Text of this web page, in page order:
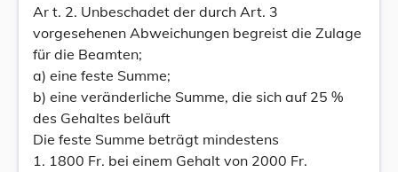
Ar t. 2. Unbeschadet der durch Art. 3
vorgesehenen Abweichungen begreist die Zulage
für die Beamten;
a) eine feste Summe;
b) eine veränderliche Summe, die sich auf 25 %
des Gehaltes beläuft
Die feste Summe beträgt mindestens
1. 1800 Fr. bei einem Gehalt von 2000 Fr.